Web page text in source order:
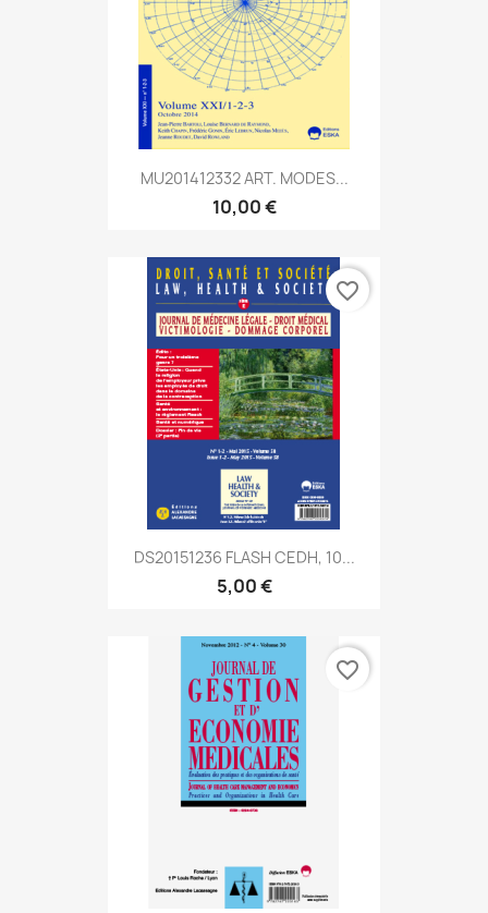
MU201412332 ART. MODES...
10,00 €
DS20151236 FLASH CEDH, 10...
5,00 €
favorite_border
favorite_border